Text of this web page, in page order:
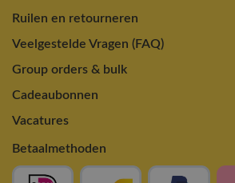
Ruilen en retourneren
Veelgestelde Vragen (FAQ)
Group orders & bulk
Cadeaubonnen
Vacatures
Betaalmethoden